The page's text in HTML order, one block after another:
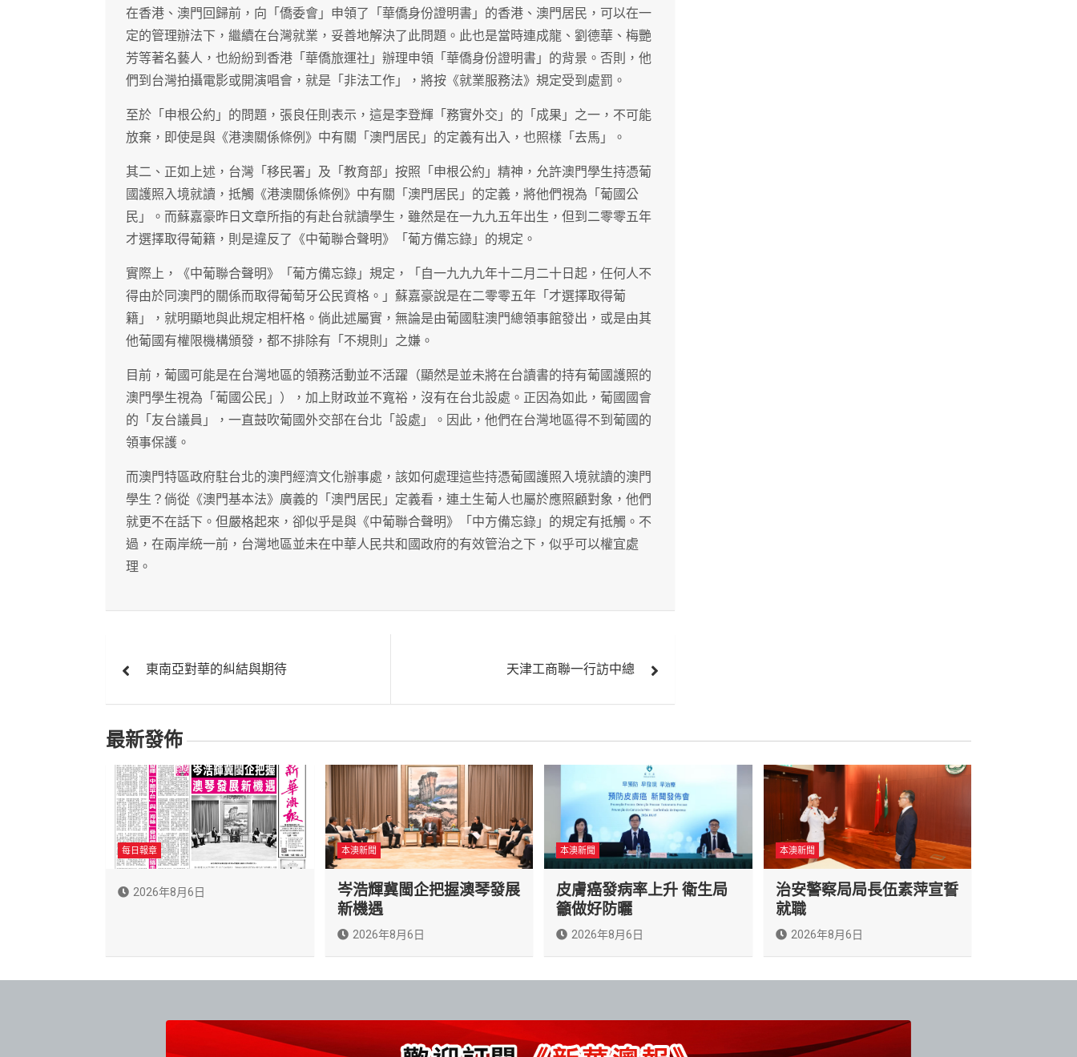
在香港、澳門回歸前，向「僑委會」申領了「華僑身份證明書」的香港、澳門居民，可以在一
定的管理辦法下，繼續在台灣就業，妥善地解決了此問題。此也是當時連成龍、劉德華、梅艷
芳等著名藝人，也紛紛到香港「華僑旅運社」辦理申領「華僑身份證明書」的背景。否則，他
們到台灣拍攝電影或開演唱會，就是「非法工作」，將按《就業服務法》規定受到處罰。
至於「申根公約」的問題，張良任則表示，這是李登輝「務實外交」的「成果」之一，不可能
放棄，即使是與《港澳關係條例》中有關「澳門居民」的定義有出入，也照樣「去馬」。
其二、正如上述，台灣「移民署」及「教育部」按照「申根公約」精神，允許澳門學生持憑葡
國護照入境就讀，抵觸《港澳關係條例》中有關「澳門居民」的定義，將他們視為「葡國公
民」。而蘇嘉豪昨日文章所指的有赴台就讀學生，雖然是在一九九五年出生，但到二零零五年
才選擇取得葡籍，則是違反了《中葡聯合聲明》「葡方備忘錄」的規定。
實際上，《中葡聯合聲明》「葡方備忘錄」規定，「自一九九九年十二月二十日起，任何人不
得由於同澳門的關係而取得葡萄牙公民資格。」蘇嘉豪說是在二零零五年「才選擇取得葡
籍」，就明顯地與此規定相杆格。倘此述屬實，無論是由葡國駐澳門總領事館發出，或是由其
他葡國有權限機構頒發，都不排除有「不規則」之嫌。
目前，葡國可能是在台灣地區的領務活動並不活躍（顯然是並未將在台讀書的持有葡國護照的
澳門學生視為「葡國公民」），加上財政並不寬裕，沒有在台北設處。正因為如此，葡國國會
的「友台議員」，一直鼓吹葡國外交部在台北「設處」。因此，他們在台灣地區得不到葡國的
領事保護。
而澳門特區政府駐台北的澳門經濟文化辦事處，該如何處理這些持憑葡國護照入境就讀的澳門
學生？倘從《澳門基本法》廣義的「澳門居民」定義看，連土生葡人也屬於應照顧對象，他們
就更不在話下。但嚴格起來，卻似乎是與《中葡聯合聲明》「中方備忘錄」的規定有抵觸。不
過，在兩岸統一前，台灣地區並未在中華人民共和國政府的有效管治之下，似乎可以權宜處
理。
章
覽
東南亞對華的糾結與期待 天津工商聯一行訪中總
最新發佈
每日報章
2026年8月6日
本澳新聞
岑浩輝冀閩企把握澳琴發展
新機遇
2026年8月6日
本澳新聞
皮膚癌發病率上升 衛生局
籲做好防曬
2026年8月6日
本澳新聞
治安警察局局長伍素萍宣誓
就職
2026年8月6日